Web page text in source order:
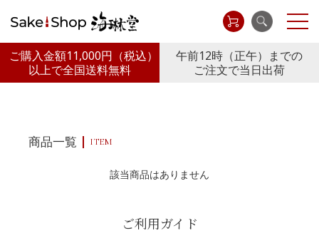
ご購入金額11,000円 （税込）
以上で全国送料無料
午前12時（正午）までの
ご注文で当日出荷
商品一覧 ITEM
該当商品はありません
ご利用ガイド